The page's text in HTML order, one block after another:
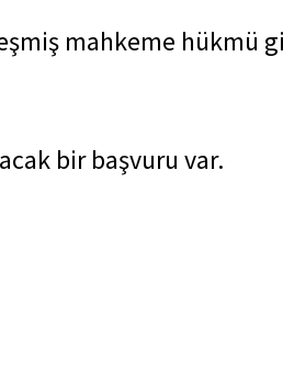
mahkeme hükmü
bir başvuru var.